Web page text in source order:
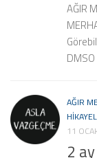
AĞIR
AĞIR
11
2